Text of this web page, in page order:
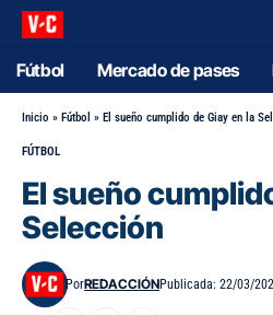
Fútbol Mercado de pases
Inicio » Fútbol » El sueño cumplido de Giay en la
FÚTBOL
El sueño
Selección
PorREDACCIÓNPublicada: 22/03/